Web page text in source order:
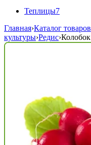
Теплицы7
Главная›Каталог товаров
культуры›Редис›Колобок